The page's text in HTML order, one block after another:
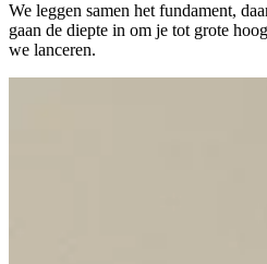
We leggen samen het fundament,
gaan de diepte in om je tot grote
we lanceren.